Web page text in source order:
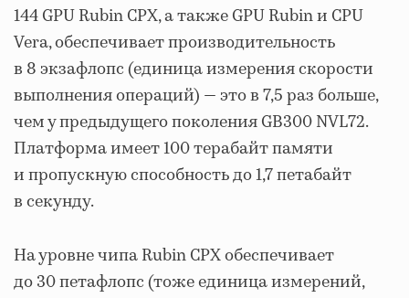
144 GPU Rubin CPX, а также GPU Rubin и CPU
Vera, обеспечивает производительность
в 8 экзафлопс (единица измерения скорости
выполнения операций) — это в 7,5 раз больше,
чем у предыдущего поколения GB300 NVL72.
Платформа имеет 100 терабайт памяти
и пропускную способность до 1,7 петабайт
в секунду.
На уровне чипа Rubin CPX обеспечивает
до 30 петафлопс (тоже единица измерений,